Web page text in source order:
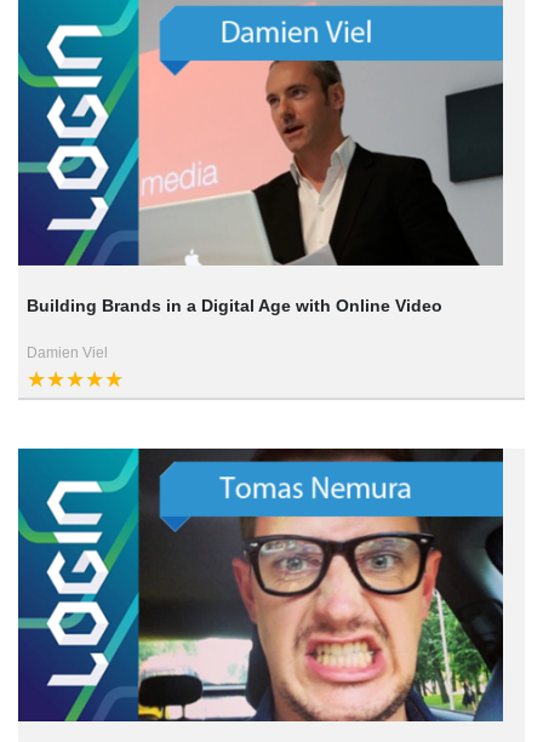
Building Brands in a Digital Age with Online Video
Damien Viel